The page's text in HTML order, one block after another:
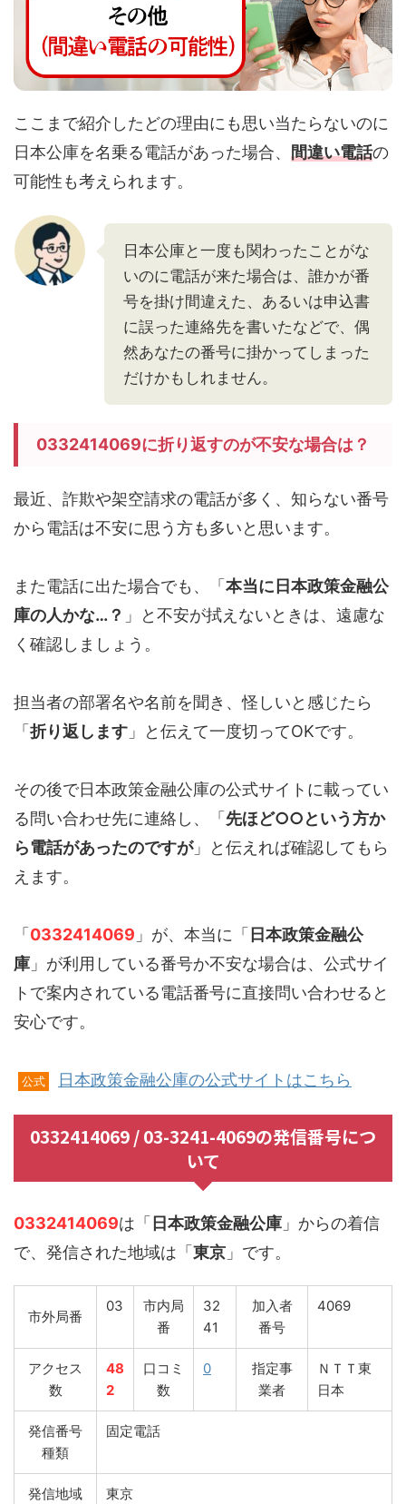
ここまで紹介したどの理由にも思い当たらないのに
日本公庫を名乗る電話があった場合、 間違い電話の
可能性も考えられます。
日本公庫と一度も関わったことがな
いのに電話が来た場合は、誰かが番
号を掛け間違えた、あるいは申込書
に誤った連絡先を書いたなどで、偶
然あなたの番号に掛かってしまった
だけかもしれません。
0332414069に折り返すのが不安な場合は？
最近、詐欺や架空請求の電話が多く、知らない番号
から電話は不安に思う方も多いと思います。
また電話に出た場合でも、「 本当に日本政策金融公
庫の人かな…？ 」と不安が拭えないときは、遠慮な
く確認しましょう。
担当者の部署名や名前を聞き、怪しいと感じたら
「 折り返します 」と伝えて一度切ってOKです。
その後で日本政策金融公庫の公式サイトに載ってい
る問い合わせ先に連絡し、「 先ほど○○という方か
ら電話があったのですが」と伝えれば確認してもら
えます。
「 0332414069 」が、本当に「 日本政策金融公
庫 」が利用している番号か不安な場合は、公式サイ
トで案内されている電話番号に直接問い合わせると
安心です。
公式 日本政策金融公庫の公式サイトはこちら
0332414069 / 03-3241-4069の発信番号につ
いて
0332414069は「 日本政策金融公庫 」からの着信
で、発信された地域は「 東京 」です。
市外局番
03
市内局
番
32
41
加入者
番号
4069
アクセス
数
48
2
口コミ
数
0
指定事
業者
ＮＴＴ東
日本
発信番号
種類
固定電話
発信地域 東京